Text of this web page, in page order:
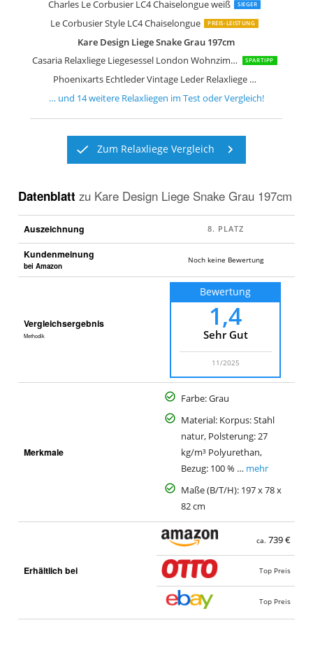
Charles Le Corbusier LC4 Chaiselongue weiß SIEGER
Le Corbusier Style LC4 Chaiselongue PREIS-LEISTUNG
Kare Design Liege Snake Grau 197cm
Casaria Relaxliege Liegesessel London Wohnzimmer Leinen Optik
SPARTIPP
Phoenixarts Echtleder Vintage Leder Relaxliege Schwarz Design Recamiere
Beliani Chaiselongue Stoff beige
Beliani Chaiselongue Samt grün
Atlantic Home Collection Pierre
KLYEON Chaiselongue mit Kissen
vidaXL Massage Chaiselongue mit
… und 14weitere Relaxliegen im Test oder Vergleich!
Zum Relaxliege Vergleich
Datenblatt zu Kare Design Liege Snake Grau 197cm
Auszeichnung
Kundenmeinung
bei Amazon
Noch keine Bewertung
Vergleichsergebnis
Methodik
Bewertung
1,4
Sehr Gut
11/2025
Merkmale
Farbe: Grau
Material: Korpus: Stahl
natur, Polsterung: 27
kg/m³ Polyurethan,
Bezug: 100 % … mehr
Maße (B/T/H): 197 x 78 x
82 cm
Erhältlich bei
ca. 739 €
Top Preis
Top Preis